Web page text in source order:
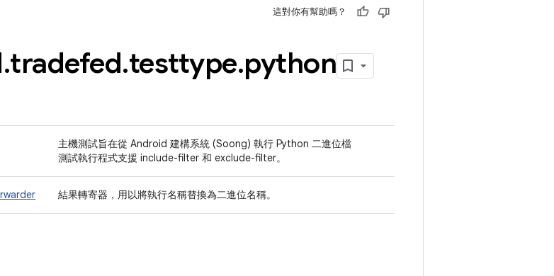
這對你有幫助嗎？
.tradefed.testtype.python
主機測試旨在從 Android 建構系統 (Soong) 執行 Python 二進位檔
測試執行程式支援 include-filter 和 exclude-filter。
結果轉寄器，用以將執行名稱替換為二進位名稱。